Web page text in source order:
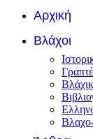
Αρχική
Βλάχοι